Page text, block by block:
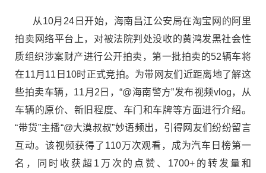
从10月24日开始，海南昌江公安局在淘宝网的阿里
拍卖网络平台上，对被法院判处没收的黄鸿发黑社会性
质组织涉案财产进行公开拍卖，第一批拍卖的52辆车将
在11月11日10时正式竞拍。为带网友们近距离地了解这
些拍卖车辆，11月2日，“@海南警方”发布视频vlog，从
车辆的原价、新旧程度、车门和车牌等方面进行介绍。
“带货”主播“@大漠叔叔”妙语频出，引得网友们纷纷留言
互动。该视频获得了110万次观看，成为汽车日榜第一
名，同时收获超1万次的点赞、1700+的转发量和